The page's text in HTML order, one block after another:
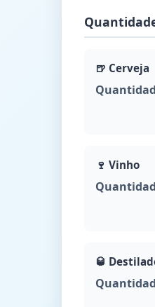
🍺 Cerveja
🍷 Vinho
🥃